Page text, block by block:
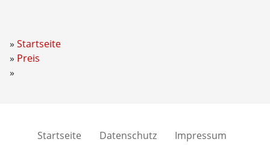
Startseite
Preis
Startseite Datenschutz Impressum